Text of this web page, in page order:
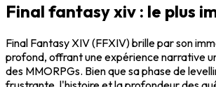
Final fantasy xiv : le plus
Final Fantasy XIV(FFXIV) brille par son
profond, offrant une expérience narrative
des MMORPGs. Bien que sa phase de